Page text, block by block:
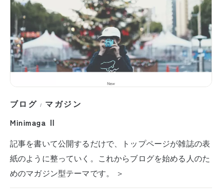
ブログ / マガジン
Minimaga Ⅱ
記事を書いて公開するだけで、トップページが雑誌の表
紙のように整っていく。これからブログを始める人のた
めのマガジン型テーマです。 ＞